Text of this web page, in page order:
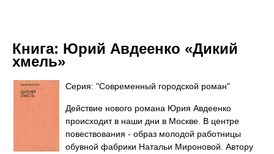
Книга: Юрий Авдеенко «Дикий
хмель»
Серия: "Современный городской роман"
Действие нового романа Юрия Авдеенко
происходит в наши дни в Москве. В центре
повествования - образ молодой работницы
обувной фабрики Натальи Мироновой. Автору